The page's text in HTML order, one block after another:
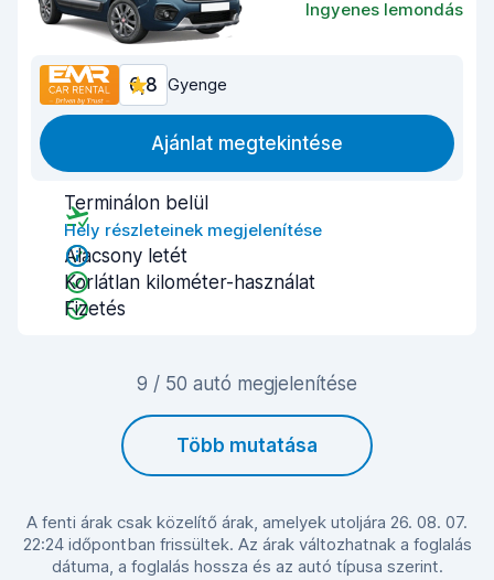
Ingyenes lemondás
6,8 Gyenge
Ajánlat megtekintése
Terminálon belül
Hely részleteinek megjelenítése
Alacsony letét
Korlátlan kilométer-használat
Fizetés
9 / 50 autó megjelenítése
Több mutatása
A fenti árak csak közelítő árak, amelyek utoljára 26. 08. 07.
22:24 időpontban frissültek. Az árak változhatnak a foglalás
dátuma, a foglalás hossza és az autó típusa szerint.